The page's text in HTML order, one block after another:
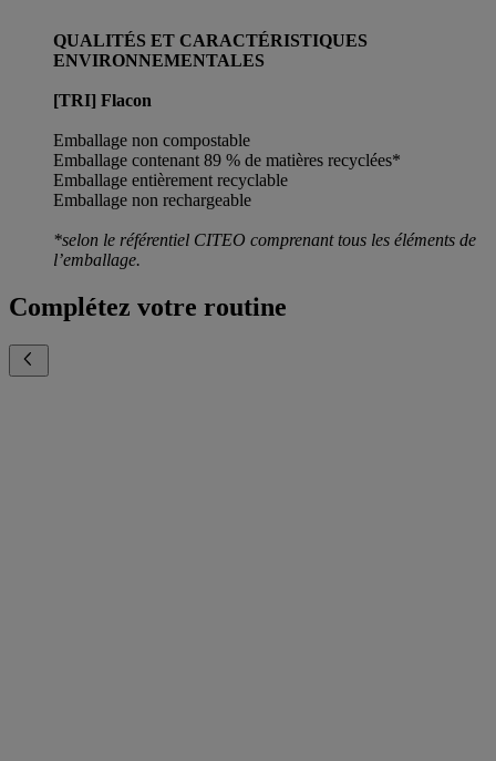
QUALITÉS ET CARACTÉRISTIQUES
ENVIRONNEMENTALES
[TRI] Flacon
Emballage non compostable
Emballage contenant 89 % de matières recyclées*
Emballage entièrement recyclable
Emballage non rechargeable
*selon le référentiel CITEO comprenant tous les éléments de
l’emballage.
Complétez votre routine